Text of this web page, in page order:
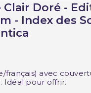
Clair Doré -
- Index des
français) avec
Idéal pour offrir.